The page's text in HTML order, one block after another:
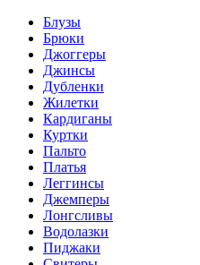
Блузы
Брюки
Джоггеры
Джинсы
Дубленки
Жилетки
Кардиганы
Куртки
Пальто
Платья
Леггинсы
Джемперы
Лонгсливы
Водолазки
Пиджаки